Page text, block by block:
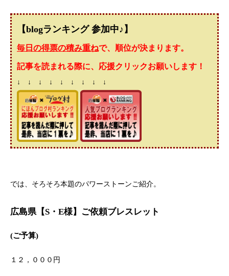
【blogランキング 参加中♪】
毎日の得票の積み重ねで、順位が決まります。
記事を読まれる際に、応援クリックお願いします！
↓ ↓ ↓ ↓ ↓ ↓ ↓ ↓ ↓
では、そろそろ本題のパワーストーンご紹介。
広島県【S・E様】ご依頼ブレスレット
(ご予算)
１２，０００円